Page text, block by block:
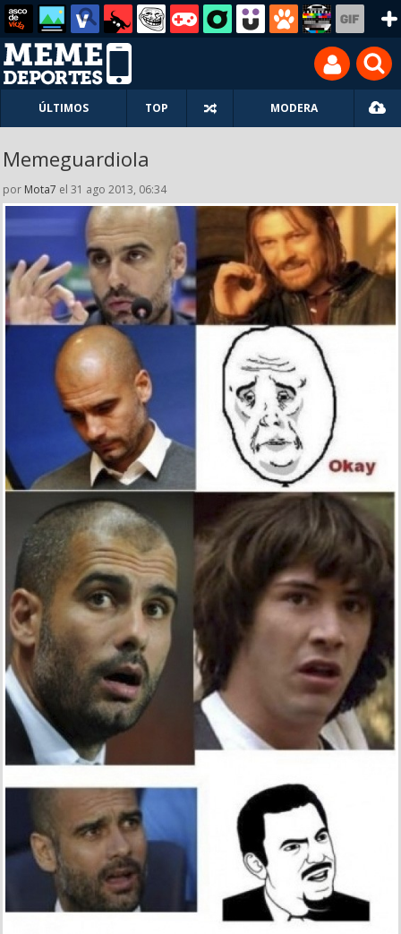
ÚLTIMOS TOP MODERA
Memeguardiola
por Mota7 el 31 ago 2013, 06:34